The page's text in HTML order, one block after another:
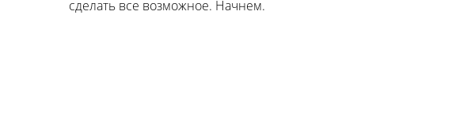
сделать все возможное. Начнем.